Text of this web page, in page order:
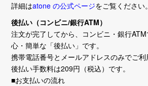
詳細はatone の公式ページをご覧ください。
後払い（コンビニ/銀行ATM）
注文が完了してから、コンビニ・銀行
心・簡単な「後払い」です。
携帯電話番号とメールアドレスのみでご利
後払い手数料は209円（税込）です。
■お支払いの流れ